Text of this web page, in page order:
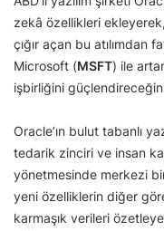
zekâ özellikleri
çığır açan bu atılımdan
Microsoft (MSFT) ile
işbirliğini güçlendireceğini
Oracle’ın bulut tabanlı
tedarik zinciri ve insan
yönetmesinde merkezi
yeni özelliklerin diğer
karmaşık verileri